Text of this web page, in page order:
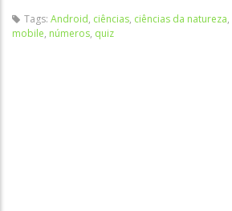
Tags: Android, ciências, ciências da natureza,
mobile, números, quiz